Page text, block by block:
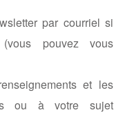
par courriel si
pouvez vous
et les
ou à votre sujet